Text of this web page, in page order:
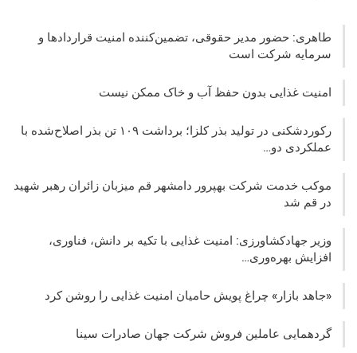
طاهری: حضور مدیر حقوقی، تضمین‌کننده امنیت قراردادها و
سرمایه شرکت‌ است
امنیت غذایی بدون حفظ آب و خاک ممکن نیست
رکوردشکنی در تولید بذر کلزا؛ برداشت ۱۰۹ تن بذر اصلاح‌شده با
عملکردی دو…
موکب خدمت شرکت بهپرور دامشهر قم میزبان زائران رهبر شهید
در قم شد
وزیر جهادکشاورزی: امنیت غذایی با تکیه بر دانش، فناوری،
افزایش بهره‌وری…
«جاهد بازار» چراغ پویش حامیان امنیت غذایی را روشن کرد
گردهمایی عاملین فروش شرکت جهان صادرات سینا